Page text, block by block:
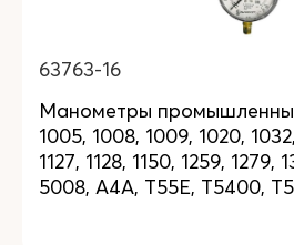
63763-16
Манометры
1005, 1008, 1009, 1020,
1127, 1128, 1150, 1259, 1279,
5008, A4A, T55E, T5400,